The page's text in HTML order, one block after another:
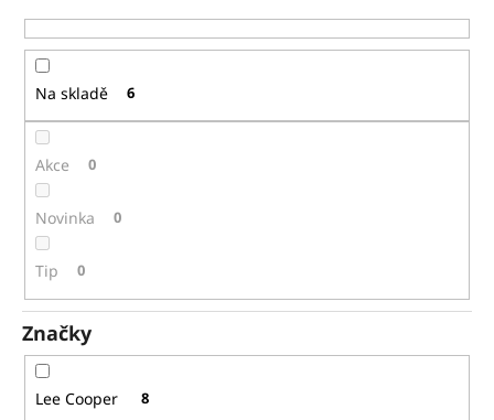
o
d
u
k
ů
Na skladě 6
Akce 0
Novinka 0
Tip 0
Značky
Lee Cooper 8
D
o
p
r
u
u
m
SEIKO
SPB381J1
31